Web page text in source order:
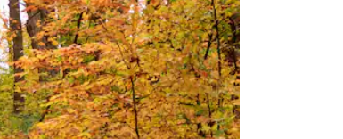
dolje, kao i dodirom ili prelaskom prstom po zaslonu.